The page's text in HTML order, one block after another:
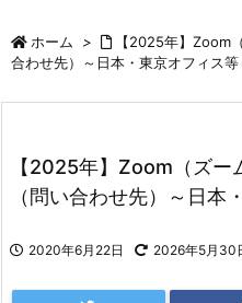
ホーム >
【2025年】Zoom
合わせ先）～日本・東京オフィス等
【2025年】Zoom（ズー
（問い合わせ先）～日本
2020年6月22日 2026年5月30